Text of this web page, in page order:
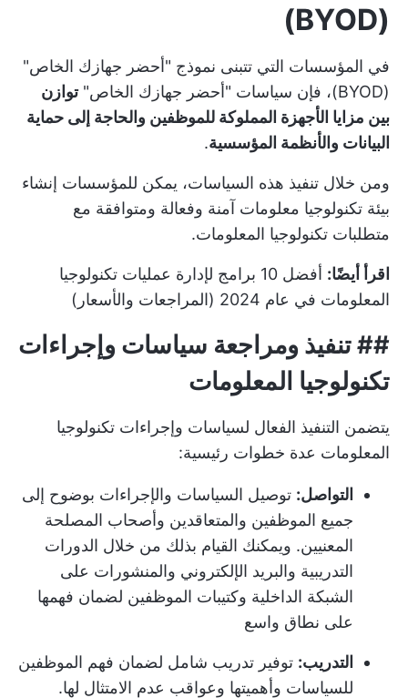
(BYOD)
في المؤسسات التي تتبنى نموذج "أحضر جهازك الخاص"
(BYOD)، فإن سياسات "أحضر جهازك الخاص"
توازن
بين مزايا الأجهزة المملوكة للموظفين والحاجة إلى حماية
البيانات والأنظمة المؤسسية.
ومن خلال تنفيذ هذه السياسات، يمكن للمؤسسات إنشاء
بيئة تكنولوجيا معلومات آمنة وفعالة ومتوافقة مع
متطلبات تكنولوجيا المعلومات.
اقرأ أيضًا:
أفضل 10 برامج لإدارة عمليات تكنولوجيا
المعلومات في عام 2024 (المراجعات والأسعار)
## تنفيذ ومراجعة سياسات وإجراءات
تكنولوجيا المعلومات
يتضمن التنفيذ الفعال لسياسات وإجراءات تكنولوجيا
المعلومات عدة خطوات رئيسية:
التواصل: توصيل السياسات والإجراءات بوضوح إلى
جميع الموظفين والمتعاقدين وأصحاب المصلحة
المعنيين. ويمكنك القيام بذلك من خلال الدورات
التدريبية والبريد الإلكتروني والمنشورات على
الشبكة الداخلية وكتيبات الموظفين لضمان فهمها
على نطاق واسع
التدريب: توفير تدريب شامل لضمان فهم الموظفين
للسياسات وأهميتها وعواقب عدم الامتثال لها.